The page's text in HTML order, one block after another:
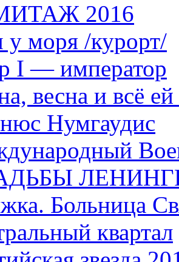
2016
моря /курорт/
I — император
весна и всё
Нумгаудис
Больница
квартал